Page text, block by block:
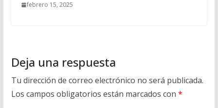
febrero 15, 2025
Deja una respuesta
Tu dirección de correo electrónico no será publicada.
Los campos obligatorios están marcados con *